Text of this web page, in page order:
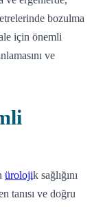
bozulma
için önemli
ve
ürolojik sağlığını
tanısı ve doğru